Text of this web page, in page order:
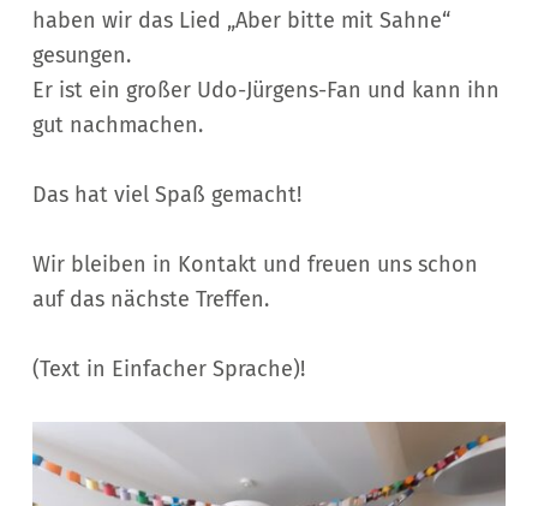
haben wir das Lied „Aber bitte mit Sahne“
gesungen.
Er ist ein großer Udo-Jürgens-Fan und kann ihn
gut nachmachen.
Das hat viel Spaß gemacht!
Wir bleiben in Kontakt und freuen uns schon
auf das nächste Treffen.
(Text in Einfacher Sprache)!